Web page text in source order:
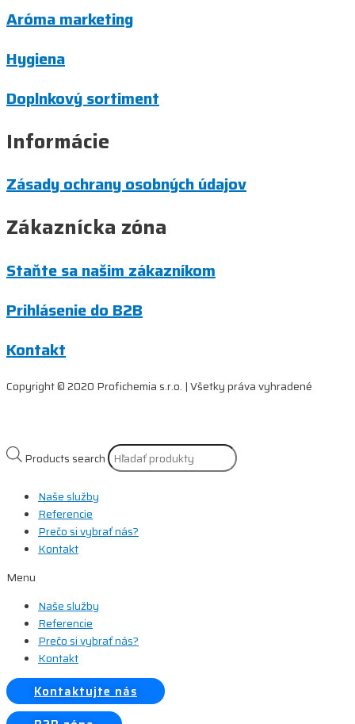
Aróma marketing
Hygiena
Doplnkový sortiment
Informácie
Zásady ochrany osobných údajov
Zákaznícka zóna
Staňte sa našim zákazníkom
Prihlásenie do B2B
Kontakt
Copyright © 2020 Profichemia s.r.o. | Všetky práva vyhradené
Products search
Naše služby
Referencie
Prečo si vybrať nás?
Kontakt
Menu
Naše služby
Referencie
Prečo si vybrať nás?
Kontakt
Kontaktujte nás